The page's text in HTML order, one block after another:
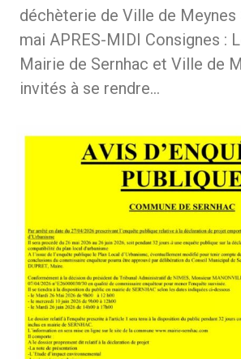
déchèterie de Ville de Meynes
mai APRES-MIDI Consignes :
Mairie de Sernhac et Ville de
invités à se rendre…